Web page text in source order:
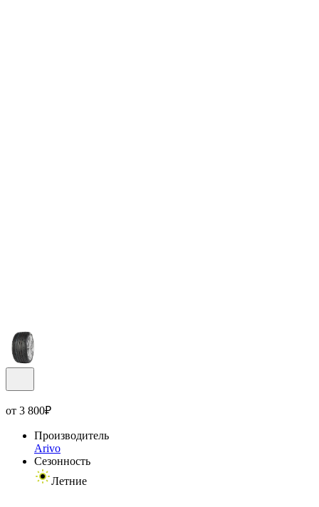
от 3 800₽
Производитель
Arivo
Сезонность
Летние